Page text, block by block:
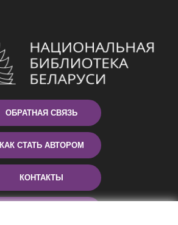
ОБРАТНАЯ СВЯЗЬ
КАК СТАТЬ АВТОРОМ
КОНТАКТЫ